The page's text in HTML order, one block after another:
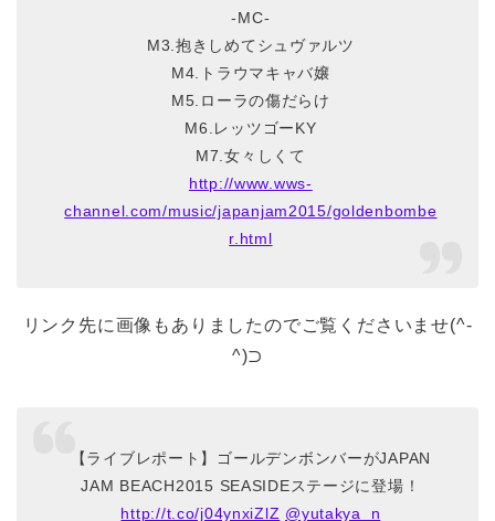
-MC-
M3.抱きしめてシュヴァルツ
M4.トラウマキャバ嬢
M5.ローラの傷だらけ
M6.レッツゴーKY
M7.女々しくて
http://www.wws-
channel.com/music/japanjam2015/goldenbombe
r.html
リンク先に画像もありましたのでご覧くださいませ(^-
^)⊃
【ライブレポート】ゴールデンボンバーがJAPAN
JAM BEACH2015 SEASIDEステージに登場！
http://t.co/j04ynxiZlZ @yutakya_n